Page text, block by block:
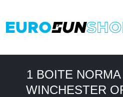
1 BOITE
WINCHESTER